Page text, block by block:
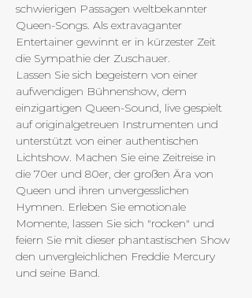
schwierigen Passagen weltbekannter
Queen-Songs. Als extravaganter
Entertainer gewinnt er in kürzester Zeit
die Sympathie der Zuschauer.
Lassen Sie sich begeistern von einer
aufwendigen Bühnenshow, dem
einzigartigen Queen-Sound, live gespielt
auf originalgetreuen Instrumenten und
unterstützt von einer authentischen
Lichtshow. Machen Sie eine Zeitreise in
die 70er und 80er, der großen Ära von
Queen und ihren unvergesslichen
Hymnen. Erleben Sie emotionale
Momente, lassen Sie sich "rocken" und
feiern Sie mit dieser phantastischen Show
den unvergleichlichen Freddie Mercury
und seine Band.